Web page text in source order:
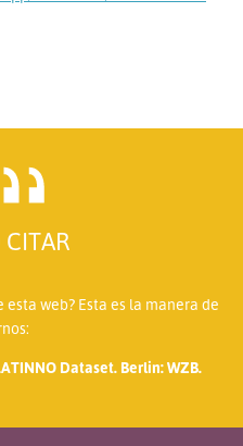
web? Esta es la manera de
Dataset. Berlin: WZB.